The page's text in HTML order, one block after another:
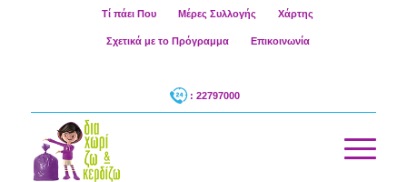
Τί πάει Που Μέρες Συλλογής Χάρτης
Σχετικά με το Πρόγραμμα Επικοινωνία
: 22797000